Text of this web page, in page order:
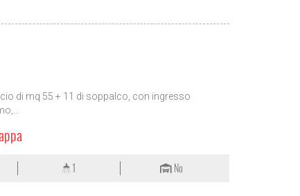
di mq 55 + 11 di soppalco, con ingresso
1 No